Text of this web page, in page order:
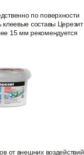
по поверхности
составы
15 мм рекомендуется
от внешних воздействий